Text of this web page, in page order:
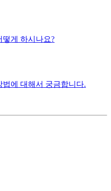
떻게 하시나요?
에 대해서 궁금합니다.